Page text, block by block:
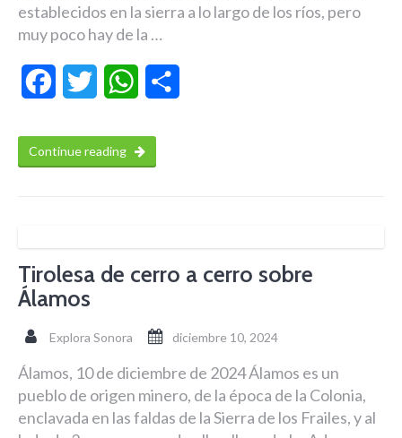
establecidos en la sierra a lo largo de los ríos, pero
muy poco hay de la …
FacebookTwitter WhatsApp
Continue reading
Tirolesa de cerro a cerro sobre
Álamos
Explora Sonora diciembre 10, 2024
Álamos, 10 de diciembre de 2024 Álamos es un
pueblo de origen minero, de la época de la Colonia,
enclavada en las faldas de la Sierra de los Frailes, y al